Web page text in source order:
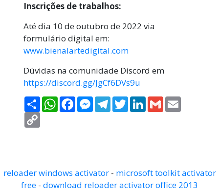
Inscrições de trabalhos:
Até dia 10 de outubro de 2022 via
formulário digital em:
www.bienalartedigital.com
Dúvidas na comunidade Discord em
https://discord.gg/JgCf6DVs9u
Compartilhar
WhatsApp
FacebookMessenger
Telegram
TwitterLinkedIn
Gmail
Copy
reloader windows activator- microsoft toolkit activator
free - download reloader activator office 2013